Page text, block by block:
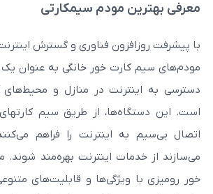
سیمکارتی
فناوری و گسترش اینترنت بی‌سیم، استفاده از
خور خانگی به عنوان یک راه حل محبوب برای
در منازل و محیط‌های کاری افزایش یافته
از طریق سیم کارتهای تلفن همراه، امکان
را فراهم می‌کنند و کاربران را قادر
اینترنت بهره‌مند شوند. مودم‌های سیم کارت
و قابلیت‌های متنوعی همراه هستند، که